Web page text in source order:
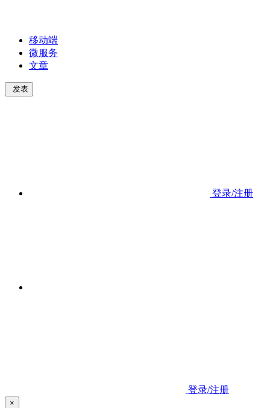
移动端
微服务
文章
发表
登录/注册
登录/注册
×